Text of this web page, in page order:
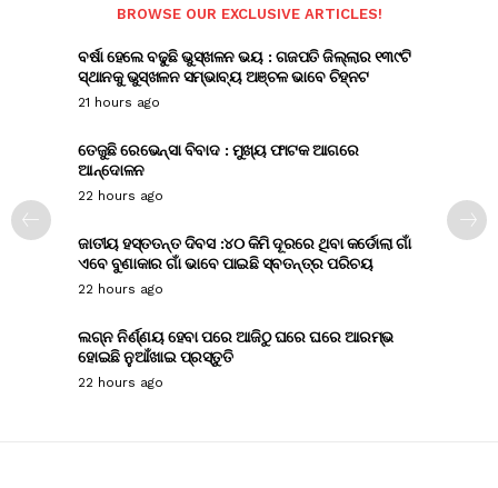
BROWSE OUR EXCLUSIVE ARTICLES!
ବର୍ଷା ହେଲେ ବଢୁଛି ଭୁସ୍ଖଳନ ଭୟ : ଗଜପତି ଜିଲ୍ଲାର ୧୩୯ଟି
ସ୍ଥାନକୁ ଭୁସ୍ଖଳନ ସମ୍ଭାବ୍ୟ ଅଞ୍ଚଳ ଭାବେ ଚିହ୍ନଟ
21 hours ago
ତେଜୁଛି ରେଭେନ୍ସା ବିବାଦ : ମୁଖ୍ୟ ଫାଟକ ଆଗରେ
ଆନ୍ଦୋଳନ
22 hours ago
ଜାତୀୟ ହସ୍ତତନ୍ତ ଦିବସ :୪୦ କିମି ଦୂରରେ ଥିବା କର୍ଡୋଲା ଗାଁ
ଏବେ ବୁଣାକାର ଗାଁ ଭାବେ ପାଇଛି ସ୍ବତନ୍ତ୍ର ପରିଚୟ
22 hours ago
ଲଗ୍ନ ନିର୍ଣ୍ଣୟ ହେବା ପରେ ଆଜିଠୁ ଘରେ ଘରେ ଆରମ୍ଭ
ହୋଇଛି ନୁଆଁଖାଇ ପ୍ରସ୍ତୁତି
22 hours ago